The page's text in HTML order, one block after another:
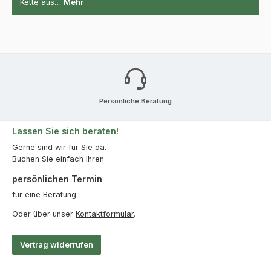
Kette aus… Mehr
Persönliche Beratung
Lassen Sie sich beraten!
Gerne sind wir für Sie da.
Buchen Sie einfach Ihren
persönlichen Termin
für eine Beratung.
Oder über unser Kontaktformular.
Vertrag widerrufen